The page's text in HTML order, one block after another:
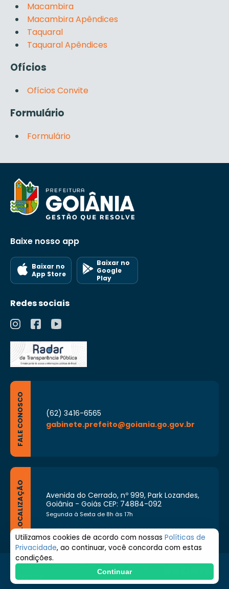
Macambira
Macambira Apêndices
Taquaral
Taquaral Apêndices
Ofícios
Ofícios Convite
Formulário
Formulário
Baixe nosso app
Baixar no
App Store
Baixar no
Google
Play
Redes sociais
FALE CONOSCO
(62) 3416-6565
gabinete.prefeito@goiania.go.gov.br
LOCALIZAÇÃO
Avenida do Cerrado, nº 999, Park Lozandes,
Goiânia - Goiás CEP: 74884-092
Segunda à Sexta de 8h às 17h
© 2026 Prefeitura de Goiânia. Todos os direitos
reservados.
Utilizamos cookies de acordo com nossas Políticas de
Privacidade, ao continuar, você concorda com estas
condições.
Continuar